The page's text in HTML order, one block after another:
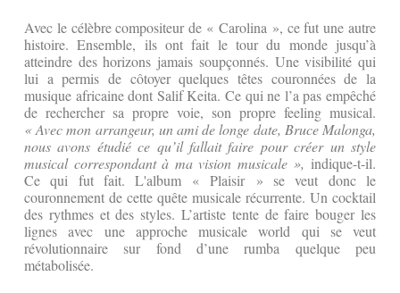
Avec le célèbre compositeur de « Carolina », ce fut une autre
histoire. Ensemble, ils ont fait le tour du monde jusqu’à
atteindre des horizons jamais soupçonnés. Une visibilité qui
lui a permis de côtoyer quelques têtes couronnées de la
musique africaine dont Salif Keita. Ce qui ne l’a pas empêché
de rechercher sa propre voie, son propre feeling musical.
« Avec mon arrangeur, un ami de longe date, Bruce Malonga,
nous avons étudié ce qu’il fallait faire pour créer un style
musical correspondant à ma vision musicale », indique-t-il.
Ce qui fut fait. L'album « Plaisir » se veut donc le
couronnement de cette quête musicale récurrente. Un cocktail
des rythmes et des styles. L’artiste tente de faire bouger les
lignes avec une approche musicale world qui se veut
révolutionnaire sur fond d’une rumba quelque peu
métabolisée.